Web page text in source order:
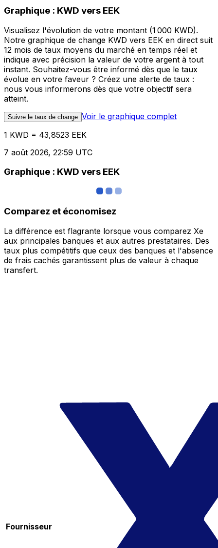
Graphique : KWD vers EEK
Visualisez l'évolution de votre montant (1 000 KWD).
Notre graphique de change KWD vers EEK en direct suit
12 mois de taux moyens du marché en temps réel et
indique avec précision la valeur de votre argent à tout
instant. Souhaitez-vous être informé dès que le taux
évolue en votre faveur ? Créez une alerte de taux :
nous vous informerons dès que votre objectif sera
atteint.
Suivre le taux de change Voir le graphique complet
1 KWD = 43,8523 EEK
7 août 2026, 22:59 UTC
Graphique : KWD vers EEK
Comparez et économisez
La différence est flagrante lorsque vous comparez Xe
aux principales banques et aux autres prestataires. Des
taux plus compétitifs que ceux des banques et l'absence
de frais cachés garantissent plus de valeur à chaque
transfert.
Fournisseur